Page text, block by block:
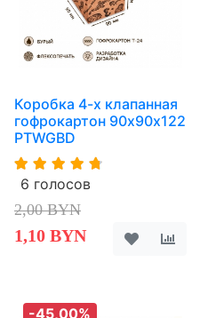
Коробка 4-х клапанная
гофрокартон 90х90х122
PTWGBD
6 голосов
2,00 BYN
1,10 BYN
-45,00%